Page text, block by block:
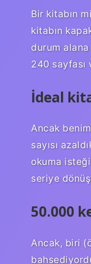
Bir kitabın
kitabın
durum
240 sayfası
İdeal
Ancak
sayısı
okuma
seriye
50.000
Ancak, biri